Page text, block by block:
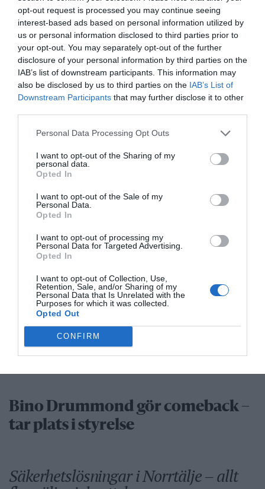
opt-out request is processed you may continue seeing
interest-based ads based on personal information utilized by
us or personal information disclosed to third parties prior to
your opt-out. You may separately opt-out of the further
disclosure of your personal information by third parties on the
IAB’s list of downstream participants. This information may
also be disclosed by us to third parties on the IAB’s List of
Downstream Participants that may further disclose it to other
Personal Data Processing Opt Outs
I want to opt-out of the Sharing of my
personal data.
Opted In
I want to opt-out of the Sale of my
Personal Data.
Opted In
I want to opt-out of processing my
Personal Data for Targeted Advertising.
Opted In
I want to opt-out of Collection, Use,
Retention, Sale, and/or Sharing of my
Personal Data that Is Unrelated with the
Purposes for which it was collected.
Opted Out
CONFIRM
Robert Beronius
Kultur/Nöje
Punkfestivalen Byskvaller växer –
satsar på hela familjen
Gary Moore-veteran gästar
Northbay Rovers i Norrtälje
”Vad händer på byn?” passerar 50
000 medlemmar
Så många är långtidsarbetslösa i
Norrtälje
Bino Drummond gör comeback –
tar plats i styrelse
Säkerhetslösningar i Norrtälje – allt